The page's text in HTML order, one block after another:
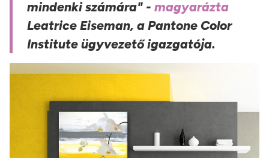
mindenki számára" - magyarázta
Leatrice Eiseman, a Pantone Color
Institute ügyvezető igazgatója.